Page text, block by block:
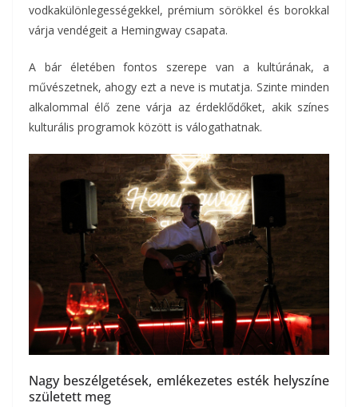
vodkakülönlegességekkel, prémium sörökkel és borokkal
várja vendégeit a Hemingway csapata.
A bár életében fontos szerepe van a kultúrának, a
művészetnek, ahogy ezt a neve is mutatja. Szinte minden
alkalommal élő zene várja az érdeklődőket, akik színes
kulturális programok között is válogathatnak.
Nagy beszélgetések, emlékezetes esték helyszíne
született meg